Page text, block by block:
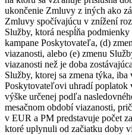
ukončenie Zmluvy z iných ako
Zmluvy spočívajúcu v znížení
Služby, ktorá nespĺňa
kampane Poskytovateľa, (d)
viazanosti, alebo (e) zmenu
viazanosti než je doba
Služby, ktorej sa zmena týka,
Poskytovateľovi uhradí poplatok
výške určenej podľa
mesačnom období viazanosti,
v EUR a PM predstavuje počet
ktoré uplynuli od začiatku doby